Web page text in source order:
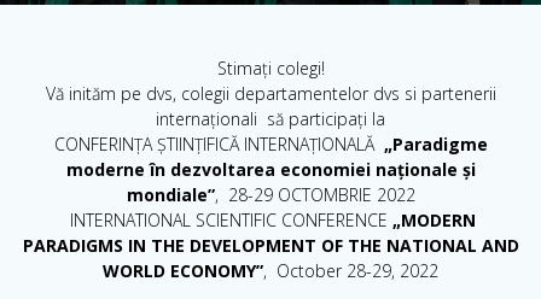
Stimați colegi!
Vă inităm pe dvs, colegii departamentelor dvs si partenerii
internaționali să participați la
CONFERINȚA ȘTIINȚIFICĂ INTERNAȚIONALĂ „Paradigme
moderne în dezvoltarea economiei naționale și
mondiale”, 28-29 OCTOMBRIE 2022
INTERNATIONAL SCIENTIFIC CONFERENCE „MODERN
PARADIGMS IN THE DEVELOPMENT OF THE NATIONAL AND
WORLD ECONOMY”, October 28-29, 2022